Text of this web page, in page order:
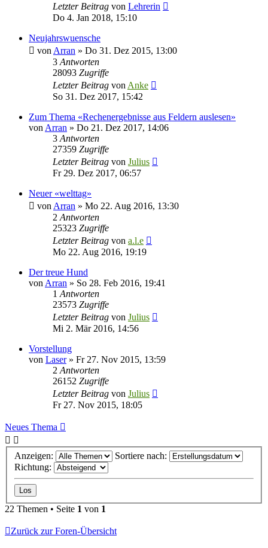
Letzter Beitrag von Lehrerin
Do 4. Jan 2018, 15:10
Neujahrswuensche
von Arran » Do 31. Dez 2015, 13:00
3 Antworten
28093 Zugriffe
Letzter Beitrag von Anke
So 31. Dez 2017, 15:42
Zum Thema «Rechenergebnisse aus Feldern auslesen»
von Arran » Do 21. Dez 2017, 14:06
3 Antworten
27359 Zugriffe
Letzter Beitrag von Julius
Fr 29. Dez 2017, 06:57
Neuer «welttag»
von Arran » Mo 22. Aug 2016, 13:30
2 Antworten
25323 Zugriffe
Letzter Beitrag von a.l.e
Mo 22. Aug 2016, 19:19
Der treue Hund
von Arran » So 28. Feb 2016, 19:41
1 Antworten
23573 Zugriffe
Letzter Beitrag von Julius
Mi 2. Mär 2016, 14:56
Vorstellung
von Laser» Fr 27. Nov 2015, 13:59
2 Antworten
26152 Zugriffe
Letzter Beitrag von Julius
Fr 27. Nov 2015, 18:05
Neues Thema
Anzeigen:
Sortiere nach:
Richtung:
22 Themen • Seite 1 von 1
Zurück zur Foren-Übersicht